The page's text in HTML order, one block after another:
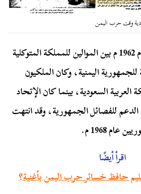
وقت حرب اليمن
اندلعت حرب اليمن عام 1962 م بين الموالين للمملكة المتوكلية
للجمهورية اليمنية، وكان الملكيون
السعودية، بينما كان الإتحاد
للفصائل الجمهورية، وقد انتهت
عام 1968 م.
اقرأ أيضًا
حافظ خسائر حرب اليمن بأغنية؟